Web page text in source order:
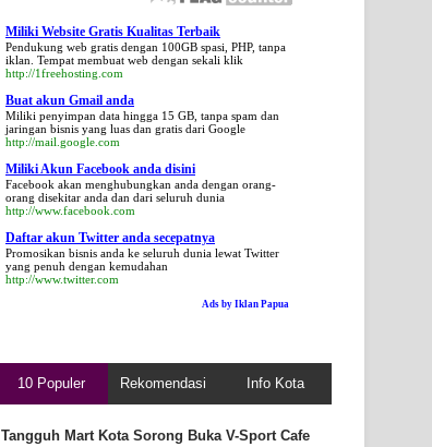
Miliki Website Gratis Kualitas Terbaik
Pendukung web gratis dengan 100GB spasi, PHP, tanpa
iklan. Tempat membuat web dengan sekali klik
http://1freehosting.com
Buat akun Gmail anda
Miliki penyimpan data hingga 15 GB, tanpa spam dan
jaringan bisnis yang luas dan gratis dari Google
http://mail.google.com
Miliki Akun Facebook anda disini
Facebook akan menghubungkan anda dengan orang-
orang disekitar anda dan dari seluruh dunia
http://www.facebook.com
Daftar akun Twitter anda secepatnya
Promosikan bisnis anda ke seluruh dunia lewat Twitter
yang penuh dengan kemudahan
http://www.twitter.com
Ads by Iklan Papua
10 Populer Rekomendasi Info Kota
Tangguh Mart Kota Sorong Buka V-Sport Cafe